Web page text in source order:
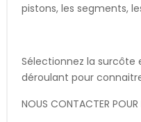
pistons, les segments,
Sélectionnez la
déroulant pour
NOUS CONTACTER POUR